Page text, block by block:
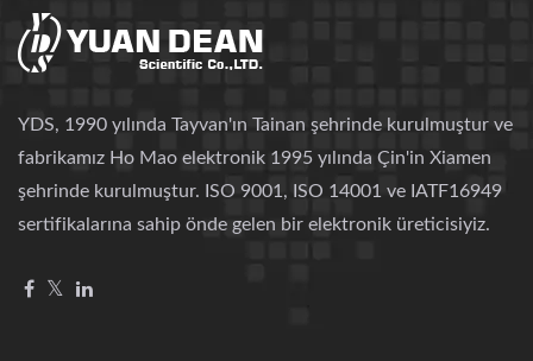
YDS, 1990 yılında Tayvan'ın Tainan şehrinde kurulmuştur ve
fabrikamız Ho Mao elektronik 1995 yılında Çin'in Xiamen
şehrinde kurulmuştur. ISO 9001, ISO 14001 ve IATF16949
sertifikalarına sahip önde gelen bir elektronik üreticisiyiz.